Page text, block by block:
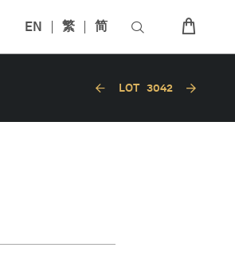
EN 繁 简
LOT 3042